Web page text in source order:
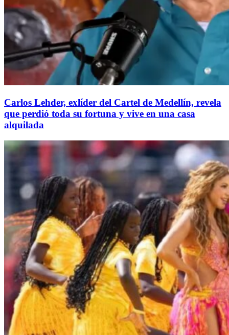
Carlos Lehder, exlíder del Cartel de Medellín, revela
que perdió toda su fortuna y vive en una casa
alquilada